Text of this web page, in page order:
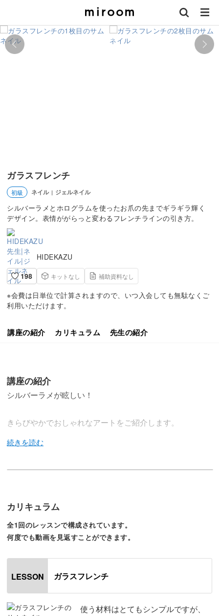
ガラスフレンチ
初級 ネイル | ジェルネイル
シルバーラメとホログラムを使ったお爪の先までギラギラ輝く
デザイン。表情ががらっと変わるフレンチラインの引き方。
HIDEKAZU
198
キットなし 補助資料なし
※会費は日単位で計算されますので、いつ入会しても無駄なくご
利用いただけます。
講座の紹介 カリキュラム 先生の紹介
講座の紹介
シルバーラメが眩しい！
きらびやかでおしゃれなアートをご紹介します。
でいただけますよ♪
さや角度を変えてみましょう。
カリキュラム
全1回のレッスンで構成されています。
何度でも動画を見返すことができます。
LESSON ガラスフレンチ
使う材料はとてもシンプルですが、